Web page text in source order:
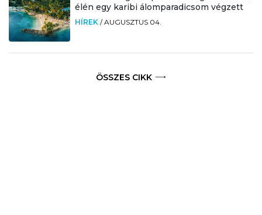
élén egy karibi álomparadicsom végzett
HÍREK /AUGUSZTUS 04.
ÖSSZES CIKK